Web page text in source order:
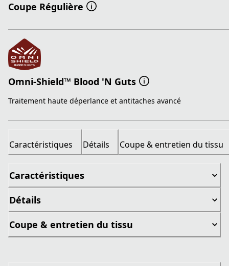
Coupe Régulière
Omni-Shield™ Blood 'N Guts
Traitement haute déperlance et antitaches avancé
Caractéristiques Détails Coupe & entretien du tissu
Caractéristiques
Détails
Coupe & entretien du tissu